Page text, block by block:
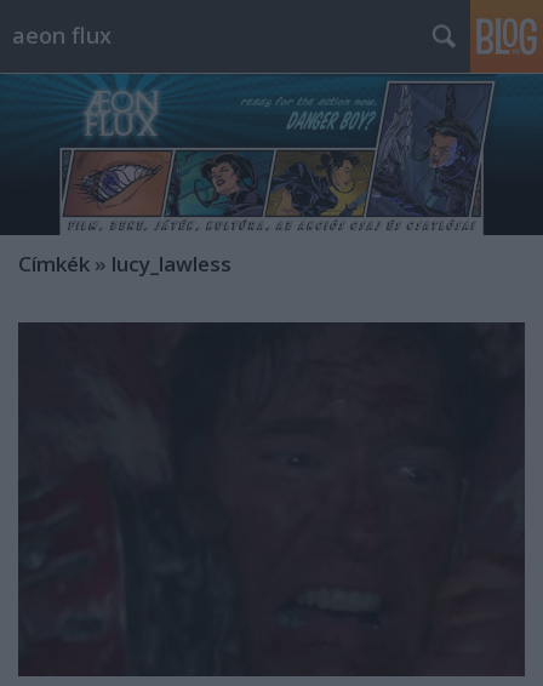
aeon flux
Címkék » lucy_lawless